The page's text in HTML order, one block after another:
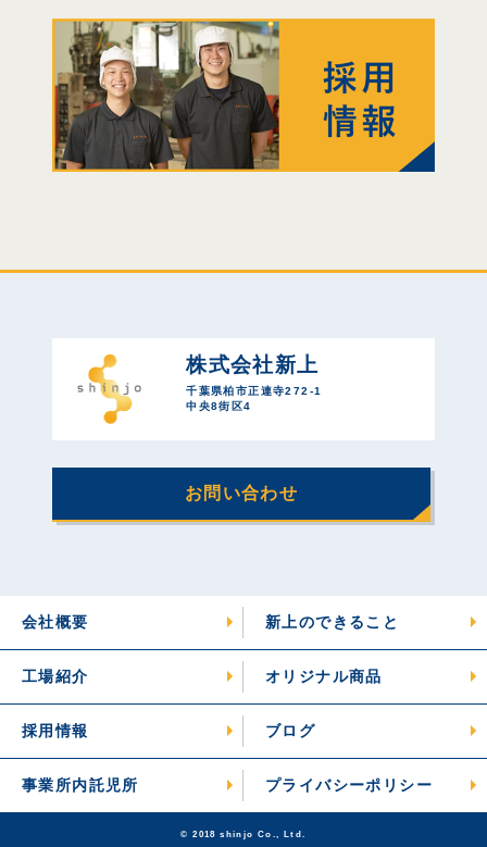
株式会社新上
千葉県柏市正連寺272-1
中央8街区4
お問い合わせ
会社概要
工場紹介
採用情報
事業所内託児所
新上のできること
オリジナル商品
ブログ
プライバシーポリシー
© 2018 shinjo Co., Ltd.